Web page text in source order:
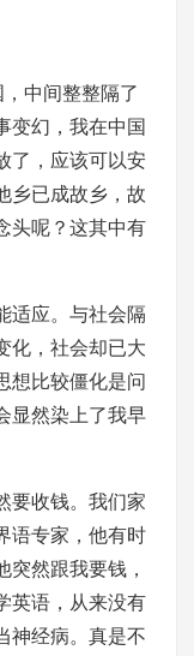
中间整整隔了
变幻，我在中国
了，应该可以安
乡已成故乡，故
头呢？这其中有
适应。与社会隔
化，社会却已大
想比较僵化是问
显然染上了我早
要收钱。我们家
语专家，他有时
然跟我要钱，
英语，从来没有
神经病。真是不